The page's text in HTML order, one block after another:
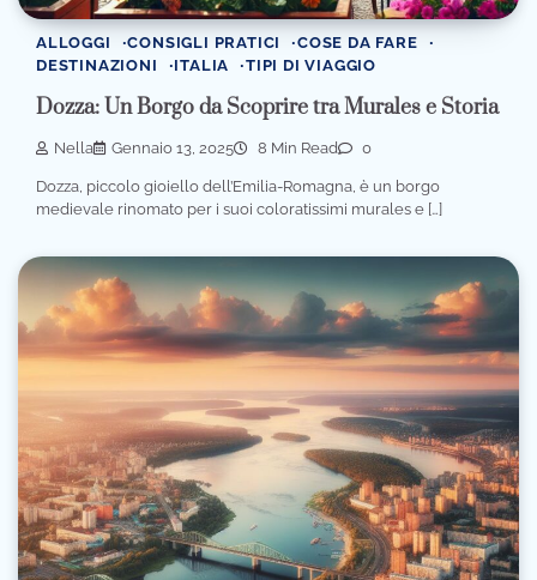
ALLOGGI CONSIGLI PRATICI
COSE DA FARE
DESTINAZIONI
ITALIA TIPI DI VIAGGIO
Dozza: Un Borgo da Scoprire tra Murales e Storia
Nella Gennaio 13, 2025 8 Min Read 0
Dozza, piccolo gioiello dell’Emilia-Romagna, è un borgo
medievale rinomato per i suoi coloratissimi murales e […]